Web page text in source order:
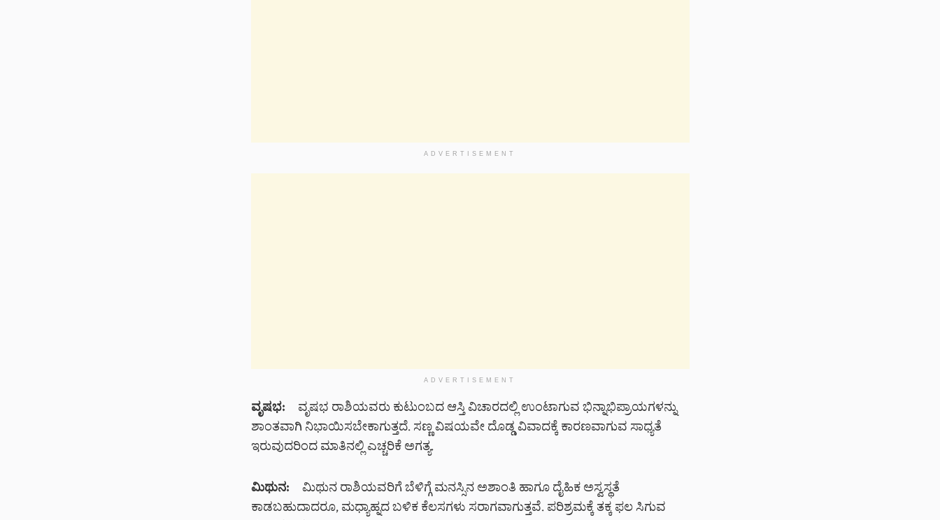
ADVERTISEMENT
ADVERTISEMENT
ವೃಷಭ:ವೃಷಭ ರಾಶಿಯವರು ಕುಟುಂಬದ ಆಸ್ತಿ ವಿಚಾರದಲ್ಲಿ ಉಂಟಾಗುವ ಭಿನ್ನಾಭಿಪ್ರಾಯಗಳನ್ನು
ಶಾಂತವಾಗಿ ನಿಭಾಯಿಸಬೇಕಾಗುತ್ತದೆ. ಸಣ್ಣ ವಿಷಯವೇ ದೊಡ್ಡ ವಿವಾದಕ್ಕೆ ಕಾರಣವಾಗುವ ಸಾಧ್ಯತೆ
ಇರುವುದರಿಂದ ಮಾತಿನಲ್ಲಿ ಎಚ್ಚರಿಕೆ ಅಗತ್ಯ.
ಮಿಥುನ:ಮಿಥುನ ರಾಶಿಯವರಿಗೆ ಬೆಳಿಗ್ಗೆ ಮನಸ್ಸಿನ ಅಶಾಂತಿ ಹಾಗೂ ದೈಹಿಕ ಅಸ್ವಸ್ಥತೆ
ಕಾಡಬಹುದಾದರೂ, ಮಧ್ಯಾಹ್ನದ ಬಳಿಕ ಕೆಲಸಗಳು ಸರಾಗವಾಗುತ್ತವೆ. ಪರಿಶ್ರಮಕ್ಕೆ ತಕ್ಕ ಫಲ ಸಿಗುವ